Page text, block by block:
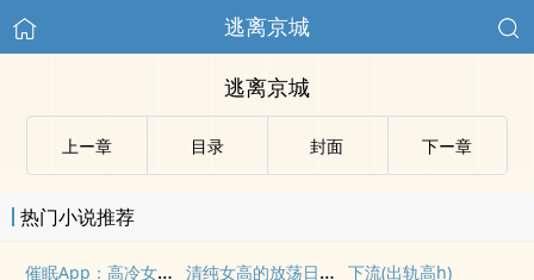
逃离京城
逃离京城
上ー章 目录 封面 下ー章
热门小说推荐
催眠App：高冷女白领被修改常识后疯狂求操 清纯女高的放荡日常：随时随地被大鸡巴灌精 高h np 下流(出轨高h)